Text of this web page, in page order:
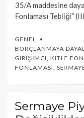
35/A maddesine
Fonlaması Tebliği”
GENEL
BORÇLANMAYA
GIRIŞIMCI, KITLE
FONLAMASI,
Sermaye